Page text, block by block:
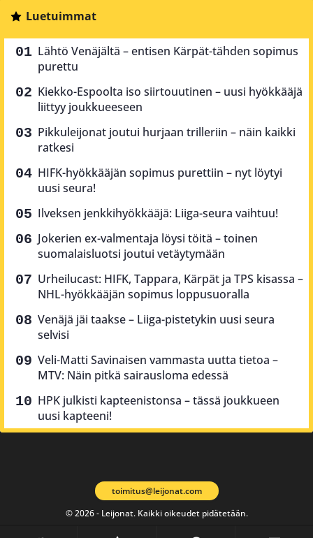
Luetuimmat
Lähtö Venäjältä – entisen Kärpät-tähden sopimus
purettu
Kiekko-Espoolta iso siirtouutinen – uusi hyökkääjä
liittyy joukkueeseen
Pikkuleijonat joutui hurjaan trilleriin – näin kaikki
ratkesi
HIFK-hyökkääjän sopimus purettiin – nyt löytyi
uusi seura!
Ilveksen jenkkihyökkääjä: Liiga-seura vaihtuu!
Jokerien ex-valmentaja löysi töitä – toinen
suomalaisluotsi joutui vetäytymään
Urheilucast: HIFK, Tappara, Kärpät ja TPS kisassa –
NHL-hyökkääjän sopimus loppusuoralla
Venäjä jäi taakse – Liiga-pistetykin uusi seura
selvisi
Veli-Matti Savinaisen vammasta uutta tietoa –
MTV: Näin pitkä sairausloma edessä
HPK julkisti kapteenistonsa – tässä joukkueen
uusi kapteeni!
© 2026 - Leijonat. Kaikki oikeudet pidätetään.
toimitus@leijonat.com